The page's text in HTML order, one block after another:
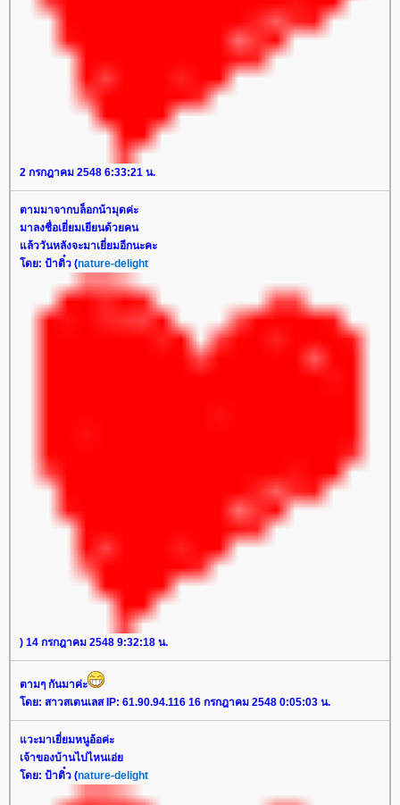
2 กรกฎาคม 2548 6:33:21 น.
ตามมาจากบล็อกน้ามุดค่ะ
มาลงชื่อเยี่ยมเยียนด้วยคน
ล้ววันหลังจะมาเยี่ยมอีกนะคะ
ดย: ป้าติ๋ว (nature-delight
) 14 กรกฎาคม 2548 9:32:18 น.
ตามๆ กันมาค่ะ
ดย: สาวสเตนเลส IP: 61.90.94.116 16 กรกฎาคม 2548 0:05:03 น.
วะมาเยี่ยมหนูอ้อค่ะ
เจ้าของบ้านไปไหนเอ่
ดย: ป้าติ๋ว (nature-delight